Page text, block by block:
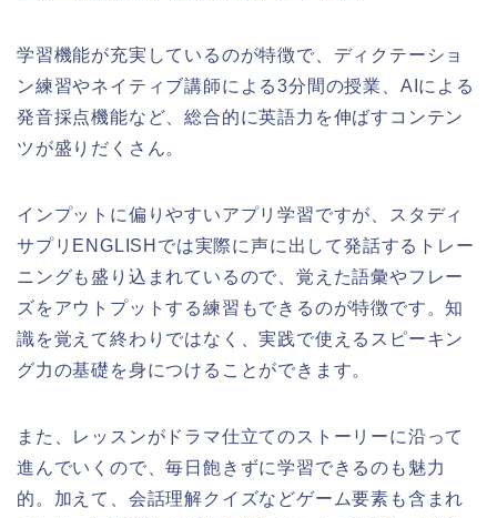
学習機能が充実しているのが特徴で、ディクテーショ
ン練習やネイティブ講師による3分間の授業、AIによる
発音採点機能など、総合的に英語力を伸ばすコンテン
ツが盛りだくさん。
インプットに偏りやすいアプリ学習ですが、スタディ
サプリENGLISHでは実際に声に出して発話するトレー
ニングも盛り込まれているので、覚えた語彙やフレー
ズをアウトプットする練習もできるのが特徴です。知
識を覚えて終わりではなく、実践で使えるスピーキン
グ力の基礎を身につけることができます。
また、レッスンがドラマ仕立てのストーリーに沿って
進んでいくので、毎日飽きずに学習できるのも魅力
的。加えて、会話理解クイズなどゲーム要素も含まれ